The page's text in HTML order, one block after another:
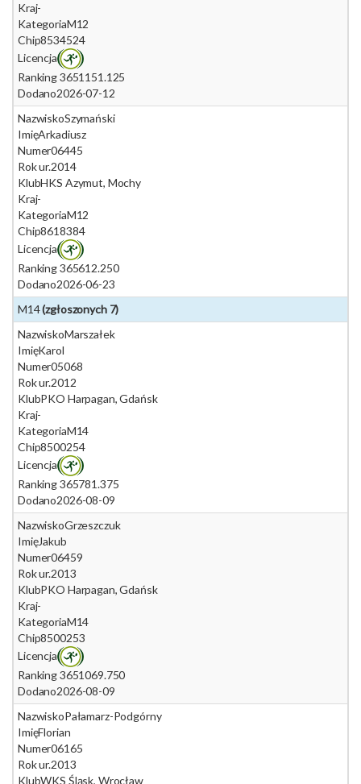
Kraj-
KategoriaM12
Chip8534524
Licencja
Ranking 3651151.125
Dodano2026-07-12
NazwiskoSzymański
ImięArkadiusz
Numer06445
Rok ur.2014
KlubHKS Azymut, Mochy
Kraj-
KategoriaM12
Chip8618384
Licencja
Ranking 365612.250
Dodano2026-06-23
M14(zgłoszonych 7)
NazwiskoMarszałek
ImięKarol
Numer05068
Rok ur.2012
KlubPKO Harpagan, Gdańsk
Kraj-
KategoriaM14
Chip8500254
Licencja
Ranking 365781.375
Dodano2026-08-09
NazwiskoGrzeszczuk
ImięJakub
Numer06459
Rok ur.2013
KlubPKO Harpagan, Gdańsk
Kraj-
KategoriaM14
Chip8500253
Licencja
Ranking 3651069.750
Dodano2026-08-09
NazwiskoPałamarz-Podgórny
ImięFlorian
Numer06165
Rok ur.2013
KlubWKS Śląsk, Wrocław